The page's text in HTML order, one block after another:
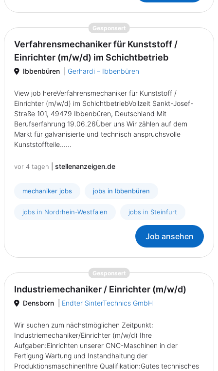
Gesponsert{prompt.job}
Verfahrensmechaniker für Kunststoff /
Einrichter (m/w/d) im Schichtbetrieb
Ibbenbüren Gerhardi – Ibbenbüren
View job hereVerfahrensmechaniker für Kunststoff /
Einrichter (m/w/d) im SchichtbetriebVollzeit Sankt-Josef-
Straße 101, 49479 Ibbenbüren, Deutschland Mit
Berufserfahrung 19.06.26Über uns Wir zählen auf dem
Markt für galvanisierte und technisch anspruchsvolle
Kunststoffteile......
vor 4 tagen stellenanzeigen.de
mechaniker jobs jobs in Ibbenbüren
jobs in Nordrhein-Westfalen jobs in Steinfurt
Job ansehen
Gesponsert{prompt.job}
Industriemechaniker / Einrichter (m/w/d)
Densborn Endter SinterTechnics GmbH
Wir suchen zum nächstmöglichen Zeitpunkt:
Industriemechaniker/Einrichter (m/w/d) Ihre
Aufgaben:Einrichten unserer CNC-Maschinen in der
Fertigung Wartung und Instandhaltung der
ProduktionsmaschinenIhre Qualifikation:Gutes technisches